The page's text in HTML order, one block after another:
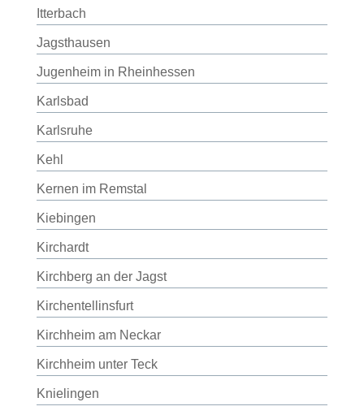
Itterbach
Jagsthausen
Jugenheim in Rheinhessen
Karlsbad
Karlsruhe
Kehl
Kernen im Remstal
Kiebingen
Kirchardt
Kirchberg an der Jagst
Kirchentellinsfurt
Kirchheim am Neckar
Kirchheim unter Teck
Knielingen